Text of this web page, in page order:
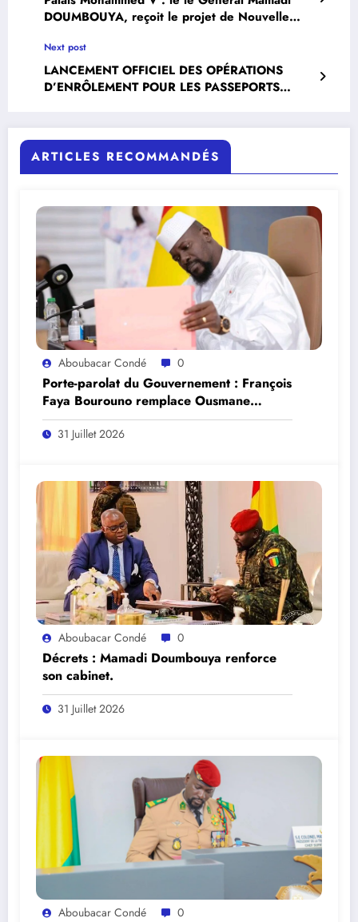
DOUMBOUYA, reçoit le projet de Nouvelle
Next post
LANCEMENT OFFICIEL DES OPÉRATIONS
D’ENRÔLEMENT POUR LES PASSEPORTS
PREMIER MINISTRE .
ARTICLES RECOMMANDÉS
Aboubacar Condé 0
Porte-parolat du Gouvernement : François
Faya Bourouno remplace Ousmane
Gaoual Diallo.
31 Juillet 2026
Aboubacar Condé 0
Décrets : Mamadi Doumbouya renforce
son cabinet.
31 Juillet 2026
Aboubacar Condé 0